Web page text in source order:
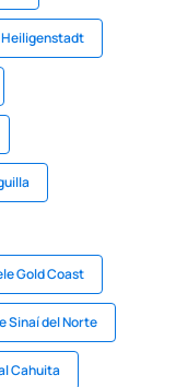
Gold Coast
Sinaí del Norte
Cahuita